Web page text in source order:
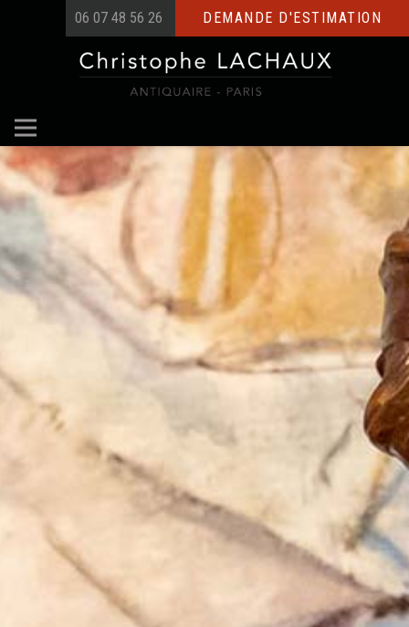
06 07 48 56 26 DEMANDE D'ESTIMATION